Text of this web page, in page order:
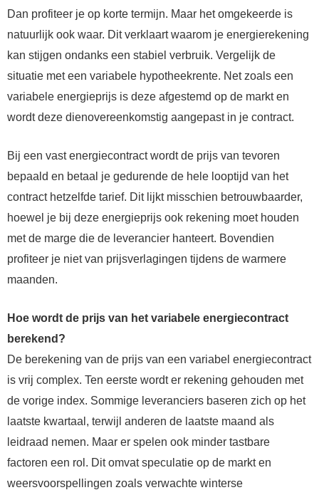
Dan profiteer je op korte termijn. Maar het omgekeerde is
natuurlijk ook waar. Dit verklaart waarom je energierekening
kan stijgen ondanks een stabiel verbruik. Vergelijk de
situatie met een variabele hypotheekrente. Net zoals een
variabele energieprijs is deze afgestemd op de markt en
wordt deze dienovereenkomstig aangepast in je contract.
Bij een vast energiecontract wordt de prijs van tevoren
bepaald en betaal je gedurende de hele looptijd van het
contract hetzelfde tarief. Dit lijkt misschien betrouwbaarder,
hoewel je bij deze energieprijs ook rekening moet houden
met de marge die de leverancier hanteert. Bovendien
profiteer je niet van prijsverlagingen tijdens de warmere
maanden.
Hoe wordt de prijs van het variabele energiecontract
berekend?
De berekening van de prijs van een variabel energiecontract
is vrij complex. Ten eerste wordt er rekening gehouden met
de vorige index. Sommige leveranciers baseren zich op het
laatste kwartaal, terwijl anderen de laatste maand als
leidraad nemen. Maar er spelen ook minder tastbare
factoren een rol. Dit omvat speculatie op de markt en
weersvoorspellingen zoals verwachte winterse